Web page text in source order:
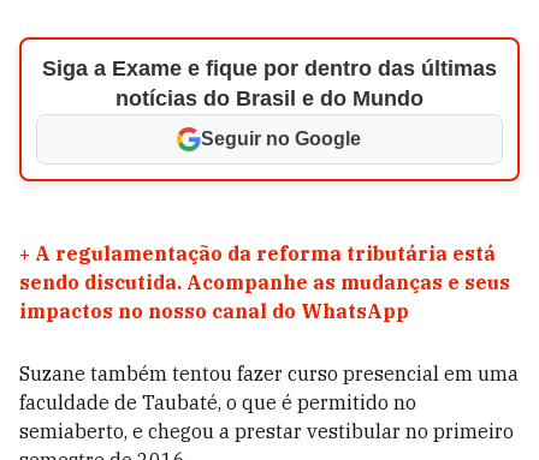
Siga a Exame e fique por dentro das últimas
notícias do Brasil e do Mundo
Seguir no Google
+ A regulamentação da reforma tributária está
sendo discutida. Acompanhe as mudanças e seus
impactos no nosso canal do WhatsApp
Suzane também tentou fazer curso presencial em uma
faculdade de Taubaté, o que é permitido no
semiaberto, e chegou a prestar vestibular no primeiro